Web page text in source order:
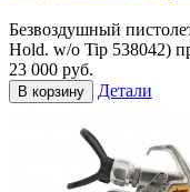
Безвоздушный
Hold. w/o Tip 538042)
23 000 руб.
В корзину Детали